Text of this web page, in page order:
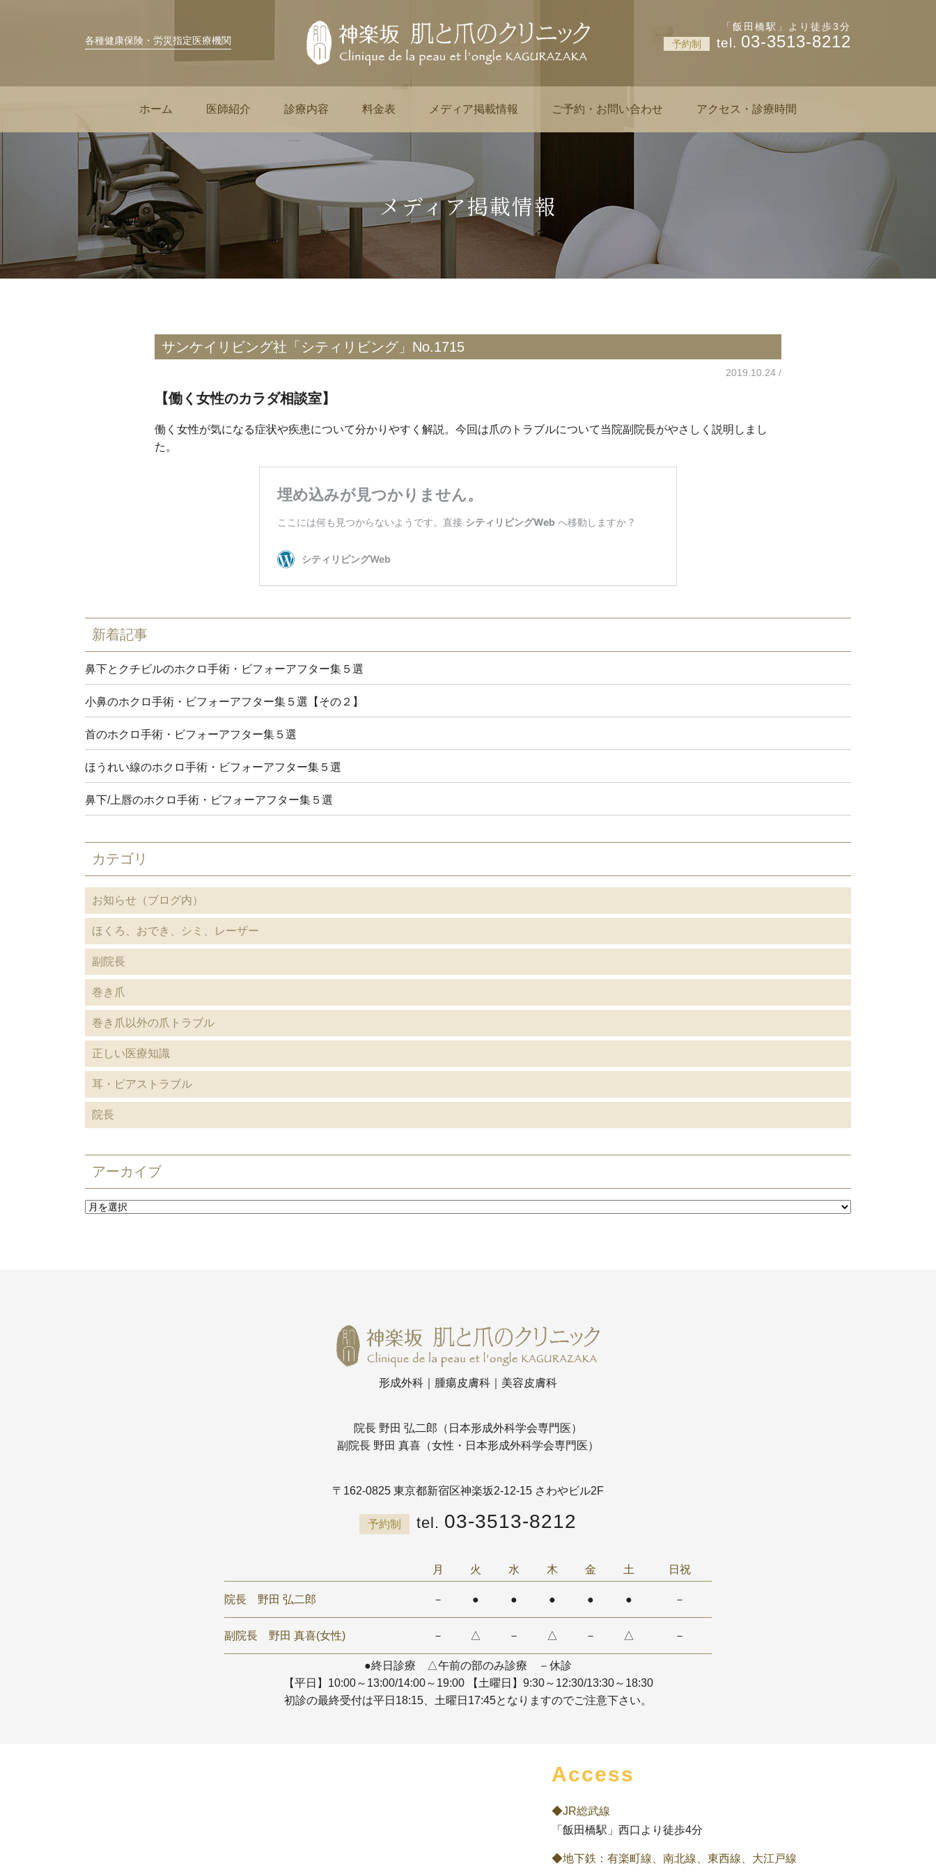
各種健康保険・労災指定医療機関
神楽坂 肌と爪のクリニック「飯田橋駅」より徒歩3分
予約制
03-3513-8212
ホーム 医師紹介 診療内容 料金表 メディア掲載情報 ご予約・お問い合わせ アクセス・診療時間
メディア掲載情報
サンケイリビング社「シティリビング」No.1715
2019.10.24
【働く女性のカラダ相談室】
働く女性が気になる症状や疾患について分かりやすく解説。今回は爪のトラブルについて当院副院長がやさしく説明しまし
た。
新着記事
鼻下とクチビルのホクロ手術・ビフォーアフター集５選
小鼻のホクロ手術・ビフォーアフター集５選【その２】
首のホクロ手術・ビフォーアフター集５選
ほうれい線のホクロ手術・ビフォーアフター集５選
鼻下/上唇のホクロ手術・ビフォーアフター集５選
カテゴリ
お知らせ（ブログ内）
ほくろ、おでき、シミ、レーザー
副院長
巻き爪
巻き爪以外の爪トラブル
正しい医療知識
耳・ピアストラブル
院長
アーカイブ
形成外科｜腫瘍皮膚科｜美容皮膚科
院長 野田 弘二郎（日本形成外科学会専門医）
副院長 野田 真喜（女性・日本形成外科学会専門医）
〒162-0825 東京都新宿区神楽坂2-12-15 さわやビル2F
予約制 03-3513-8212
●終日診療 △午前の部のみ診療 －休診
【平日】10:00～13:00/14:00～19:00
【土曜日】9:30～12:30/13:30～18:30
初診の最終受付は平日18:15、土曜日17:45となりますのでご注意下さい。
月 火 水 木 金 土 日祝
院長 野田 弘二郎 － ● ● ● ● ● －
副院長 野田 真喜(女性) － △ － △ － △ －
Access
◆JR総武線
「飯田橋駅」西口より徒歩4分
◆地下鉄：有楽町線、南北線、東西線、大江戸線